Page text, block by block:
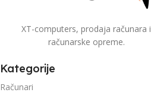
XT-computers, prodaja računara i
računarske opreme.
Kategorije
Računari